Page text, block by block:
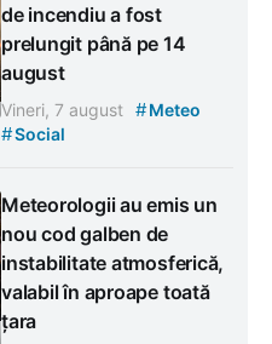
de incendiu a fost
prelungit până pe 14
august
Vineri, 7 august #Meteo
#Social
Meteorologii au emis un
nou cod galben de
instabilitate atmosferică,
valabil în aproape toată
țara